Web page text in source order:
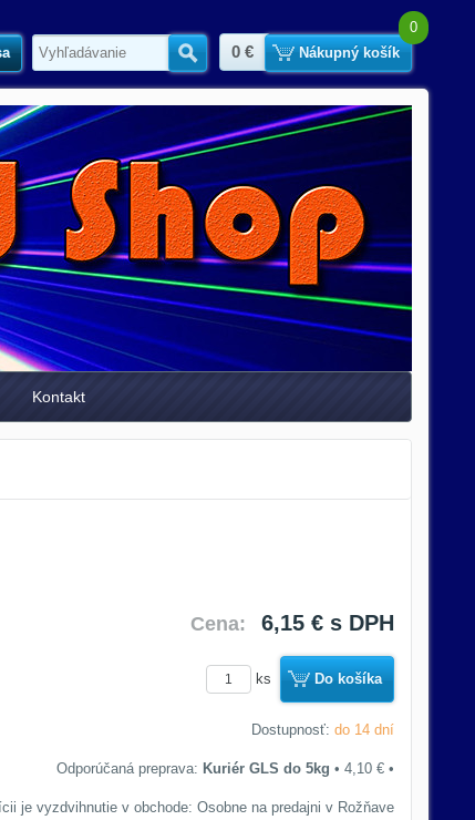
Hľadať
0 €
0
Nákupný košík
Kontakt
Cena: 6,15 € s DPH
ks Do košíka
Dostupnosť: do 14 dní
Kuriér GLS do 5kg • 4,10 € •
Osobne na predajni v Rožňave